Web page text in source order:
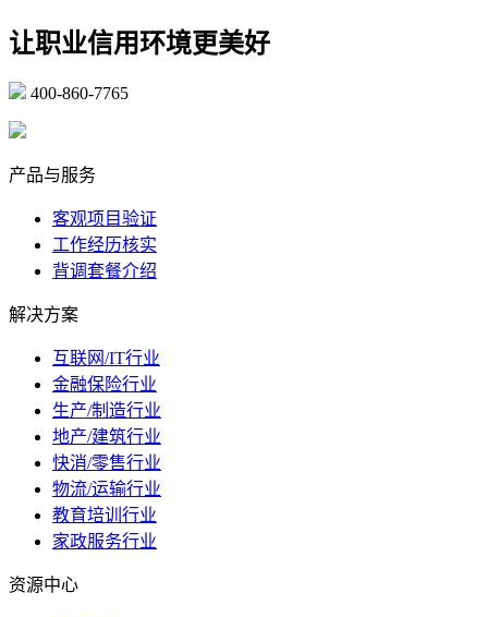
让职业信用环境更美好
400-860-7765
产品与服务
客观项目验证
工作经历核实
背调套餐介绍
解决方案
互联网/IT行业
金融保险行业
生产/制造行业
地产/建筑行业
快消/零售行业
物流/运输行业
教育培训行业
家政服务行业
资源中心